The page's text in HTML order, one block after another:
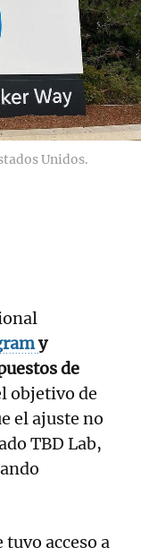
Unidos.
y
de
objetivo de
el ajuste no
TBD Lab,
tuvo acceso a